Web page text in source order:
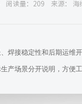
阅读量：209 来源： 海
焊接稳定性和后期运维
产场景分开说明，方便